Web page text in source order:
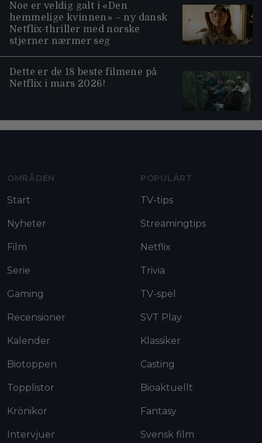
Noe er veldig galt i «Den
hemmelige kvinnen» – ny dansk
Netflix-thriller med norske
stjerner nærmer seg
Dette er de 18 beste filmene på
Netflix i mars 2026!
OMRÅDEN
Start
Nyheter
Film
Serie
Gaming
Recensioner
Kalender
Biotoppen
Topplistor
Krönikor
Intervjuer
POPULÄRT
TV-tips
Streamingtips
Netflix
Trivia
TV-spel
SVT Play
Klassiker
Casting
Bioaktuellt
Fantasy
Svensk film